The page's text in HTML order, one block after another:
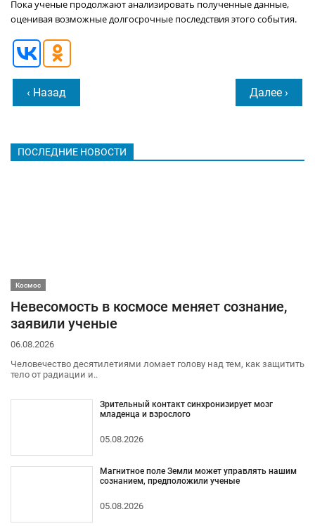
Пока ученые продолжают анализировать полученные данные,
оценивая возможные долгосрочные последствия этого события.
‹ Назад Далее ›
ПОСЛЕДНИЕ НОВОСТИ
Космос
Невесомость в космосе меняет сознание,
заявили ученые
06.08.2026
Человечество десятилетиями ломает голову над тем, как защитить
тело от радиации и..
Зрительный контакт синхронизирует мозг
младенца и взрослого
05.08.2026
Магнитное поле Земли может управлять нашим
сознанием, предположили ученые
05.08.2026